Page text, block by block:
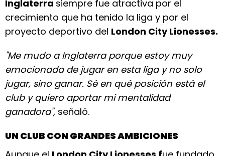
Inglaterra siempre fue atractiva por el
crecimiento que ha tenido la liga y por el
proyecto deportivo del London City Lionesses.
"Me mudo a Inglaterra porque estoy muy
emocionada de jugar en esta liga y no solo
jugar, sino ganar. Sé en qué posición está el
club y quiero aportar mi mentalidad
ganadora", señaló.
UN CLUB CON GRANDES AMBICIONES